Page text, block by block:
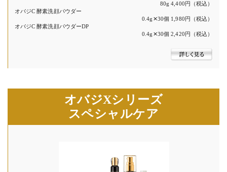
80g 4,400円（税込）
オバジC 酵素洗顔パウダー
0.4g✕30個 1,980円（税込）
オバジC 酵素洗顔パウダーDP
0.4g✕30個 2,420円（税込）
オバジXシリーズ
スペシャルケア